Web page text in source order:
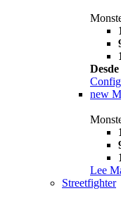
new
Lee
Streetfighter